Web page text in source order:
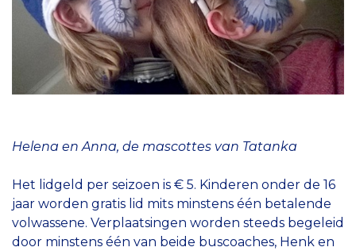
Helena en Anna, de mascottes van Tatanka
Het lidgeld per seizoen is € 5. Kinderen onder de 16
jaar worden gratis lid mits minstens één betalende
volwassene. Verplaatsingen worden steeds begeleid
door minstens één van beide buscoaches, Henk en